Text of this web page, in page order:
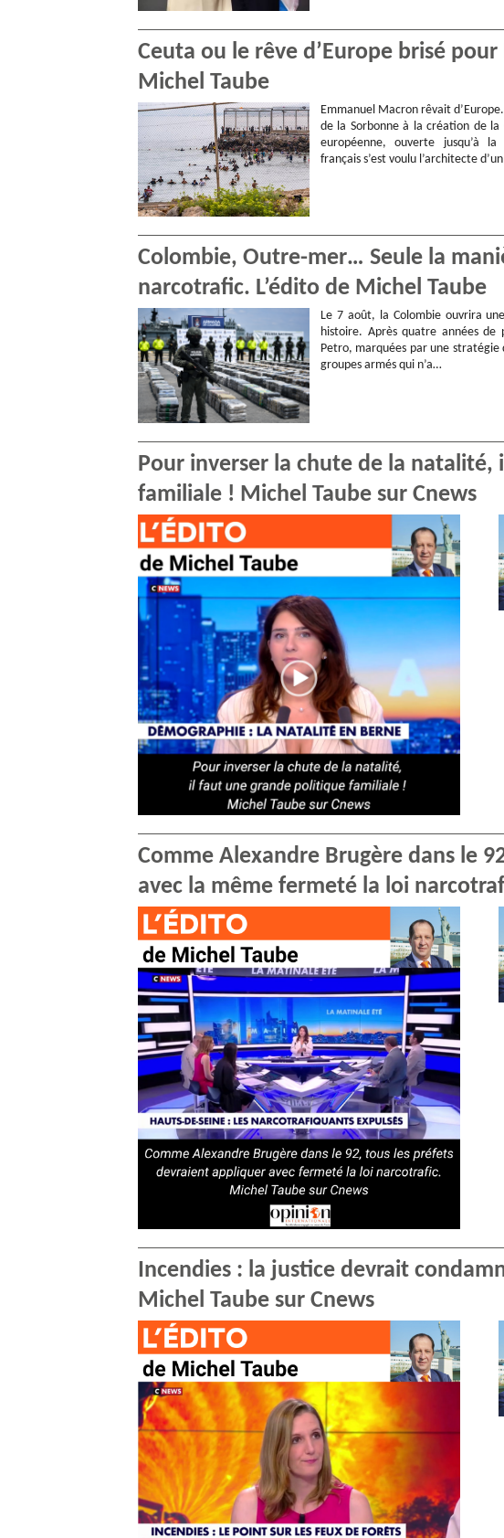
Ceuta ou le rêve d’Europe brisé
Michel Taube
Emmanuel Macron rêvait
de la Sorbonne à la création de la
européenne, ouverte jusqu’à
français s’est voulu l’architecte
Colombie, Outre-mer… Seule la
narcotrafic. L’édito de Michel Taube
Le 7 août, la Colombie ouvrira
histoire. Après quatre années de
Petro, marquées par une stratégie
groupes armés qui n’a…
Pour inverser la chute de la
familiale ! Michel Taube sur Cnews
Comme Alexandre Brugère dans le
avec la même fermeté la loi
Incendies : la justice devrait
Michel Taube sur Cnews